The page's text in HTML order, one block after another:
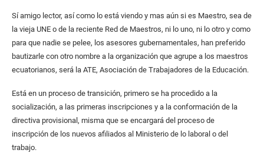
Sí amigo lector, así como lo está viendo y mas aún si es Maestro, sea de
la vieja UNE o de la reciente Red de Maestros, ni lo uno, ni lo otro y como
para que nadie se pelee, los asesores gubernamentales, han preferido
bautizarle con otro nombre a la organización que agrupe a los maestros
ecuatorianos, será la ATE, Asociación de Trabajadores de la Educación.
Está en un proceso de transición, primero se ha procedido a la
socialización, a las primeras inscripciones y a la conformación de la
directiva provisional, misma que se encargará del proceso de
inscripción de los nuevos afiliados al Ministerio de lo laboral o del
trabajo.